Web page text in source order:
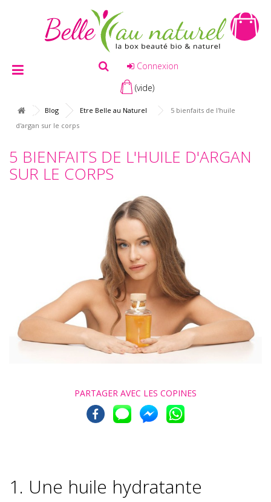
Connexion
(vide)
Blog Etre Belle au Naturel
5 bienfaits de l'huile
d'argan sur le corps
5 BIENFAITS DE L'HUILE D'ARGAN
SUR LE CORPS
PARTAGER AVEC LES COPINES
1. Une huile hydratante